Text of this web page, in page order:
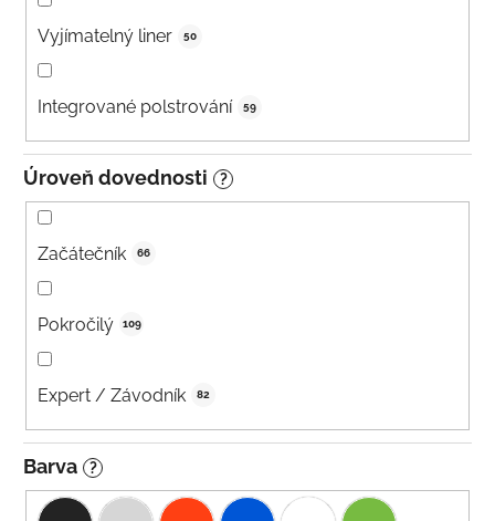
Vyjímatelný liner 50
Integrované polstrování 59
Úroveň dovednosti ?
Začátečník 66
Pokročilý 109
Expert / Závodník 82
Barva ?